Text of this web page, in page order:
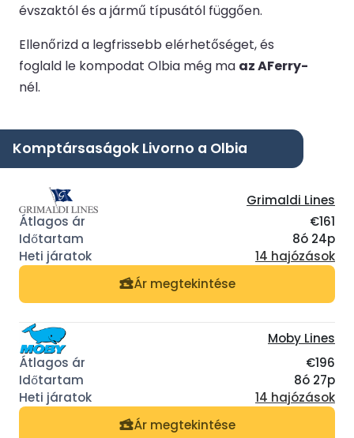
évszaktól és a jármű típusától függően.
Ellenőrizd a legfrissebb elérhetőséget, és
foglald le kompodat Olbia még ma az AFerry-
nél.
Komptársaságok Livorno a Olbia
Grimaldi Lines
€161
8ó 24p
14 hajózások
Ár megtekintése
Moby Lines
€196
8ó 27p
14 hajózások
Ár megtekintése